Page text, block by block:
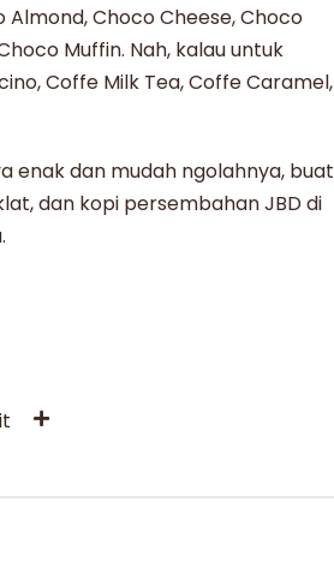
Choco Cheese, Choco
Muffin. Nah, kalau untuk
Coffe Milk Tea, Coffe Caramel,
enak dan mudah ngolahnya, buat
dan kopi persembahan JBD di